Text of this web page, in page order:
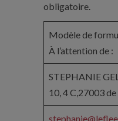
obligatoire.
Modèle de
À l’attention de :
STEPHANIE
10, 4 C,27003